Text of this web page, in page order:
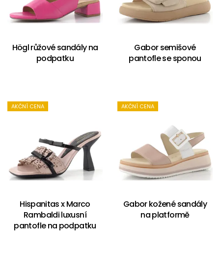
Högl růžové sandály na
podpatku
Gabor semišové
pantofle se sponou
AKČNÍ CENA
Hispanitas x Marco
Rambaldi luxusní
pantofle na podpatku
AKČNÍ CENA
Gabor kožené sandály
na platformě